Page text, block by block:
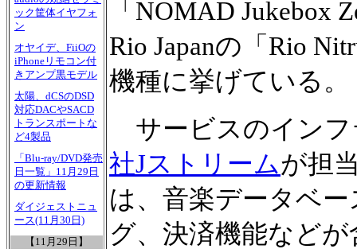
ック筐体イヤフォ
ン
オヤイデ、FiiOの
iPhoneリモコン付
きアンプ黒モデル
太陽、dCSのDSD
対応DACやSACD
トランスポートな
ど4製品
「Blu-ray/DVD発売
日一覧」11月29日
の更新情報
ダイジェストニュ
ース(11月30日)
【11月29日】
「NOMAD Jukebox
Rio Japanの「Rio
機種に挙げている。
サービスのインフ
社Jストリームが担
は、音楽データベ
グ、決済機能など